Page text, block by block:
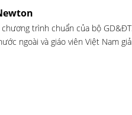
trình chuẩn của bộ
ngoài và giáo viên Việt Nam